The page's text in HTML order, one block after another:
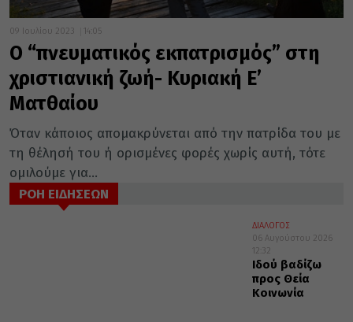
09 Ιουλίου 2023 14:05
Ο “πνευματικός εκπατρισμός” στη
χριστιανική ζωή- Κυριακή Ε’
Ματθαίου
Όταν κάποιος απομακρύνεται από την πατρίδα του με
τη θέλησή του ή ορισμένες φορές χωρίς αυτή, τότε
ομιλούμε για...
ΡΟΗ ΕΙΔΗΣΕΩΝ
ΔΙΑΛΟΓΟΣ
06 Αυγούστου 2026
12:32
Ιδού βαδίζω
προς Θεία
Κοινωνία